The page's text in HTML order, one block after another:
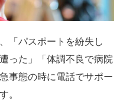
「パスポートを紛失し
った」「体調不良で病院
事態の時に電話でサポー
。